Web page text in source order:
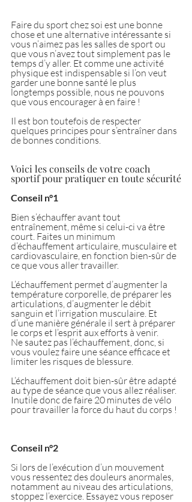
Faire du sport chez soi est une bonne
chose et une alternative intéressante si
vous n’aimez pas les salles de sport ou
que vous n’avez tout simplement pas le
temps d’y aller. Et comme une activité
physique est indispensable si l’on veut
garder une bonne santé le plus
longtemps possible, nous ne pouvons
que vous encourager à en faire !
Il est bon toutefois de respecter
quelques principes pour s’entraîner dans
de bonnes conditions.
Voici les conseils de votre coach
sportif pour pratiquer en toute sécurité
Conseil n°1
Bien s’échauffer avant tout
entraînement, même si celui-ci va être
court. Faites un minimum
d’échauffement articulaire, musculaire et
cardiovasculaire, en fonction bien-sûr de
ce que vous aller travailler.
L’échauffement permet d’augmenter la
température corporelle, de préparer les
articulations, d’augmenter le débit
sanguin et l’irrigation musculaire. Et
d’une manière générale il sert à préparer
le corps et l’esprit aux efforts à venir.
Ne sautez pas l’échauffement, donc, si
vous voulez faire une séance efficace et
limiter les risques de blessure.
L’échauffement doit bien-sûr être adapté
au type de séance que vous allez réaliser.
Inutile donc de faire 20 minutes de vélo
pour travailler la force du haut du corps !
Conseil n°2
Si lors de l’exécution d’un mouvement
vous ressentez des douleurs anormales,
notamment au niveau des articulations,
stoppez l’exercice. Essayez vous reposer